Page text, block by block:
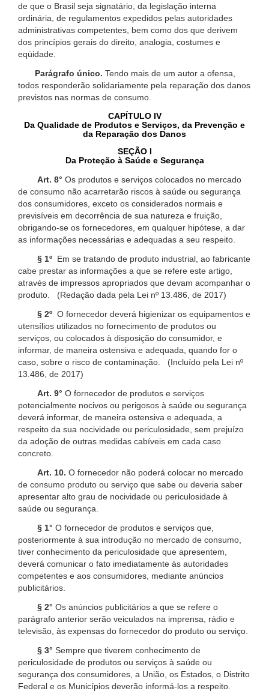
de que o Brasil seja signatário, da legislação interna
ordinária, de regulamentos expedidos pelas autoridades
administrativas competentes, bem como dos que derivem
dos princípios gerais do direito, analogia, costumes e
eqüidade.
Parágrafo único. Tendo mais de um autor a ofensa,
todos responderão solidariamente pela reparação dos danos
previstos nas normas de consumo.
CAPÍTULO IV
Da Qualidade de Produtos e Serviços, da Prevenção e
da Reparação dos Danos
SEÇÃO I
Da Proteção à Saúde e Segurança
Art. 8° Os produtos e serviços colocados no mercado
de consumo não acarretarão riscos à saúde ou segurança
dos consumidores, exceto os considerados normais e
previsíveis em decorrência de sua natureza e fruição,
obrigando-se os fornecedores, em qualquer hipótese, a dar
as informações necessárias e adequadas a seu respeito.
§ 1º Em se tratando de produto industrial, ao fabricante
cabe prestar as informações a que se refere este artigo,
através de impressos apropriados que devam acompanhar o
produto. (Redação dada pela Lei nº 13.486, de 2017)
§ 2º O fornecedor deverá higienizar os equipamentos e
utensílios utilizados no fornecimento de produtos ou
serviços, ou colocados à disposição do consumidor, e
informar, de maneira ostensiva e adequada, quando for o
caso, sobre o risco de contaminação. (Incluído pela Lei nº
13.486, de 2017)
Art. 9° O fornecedor de produtos e serviços
potencialmente nocivos ou perigosos à saúde ou segurança
deverá informar, de maneira ostensiva e adequada, a
respeito da sua nocividade ou periculosidade, sem prejuízo
da adoção de outras medidas cabíveis em cada caso
concreto.
Art. 10. O fornecedor não poderá colocar no mercado
de consumo produto ou serviço que sabe ou deveria saber
apresentar alto grau de nocividade ou periculosidade à
saúde ou segurança.
§ 1° O fornecedor de produtos e serviços que,
posteriormente à sua introdução no mercado de consumo,
tiver conhecimento da periculosidade que apresentem,
deverá comunicar o fato imediatamente às autoridades
competentes e aos consumidores, mediante anúncios
publicitários.
§ 2° Os anúncios publicitários a que se refere o
parágrafo anterior serão veiculados na imprensa, rádio e
televisão, às expensas do fornecedor do produto ou serviço.
§ 3° Sempre que tiverem conhecimento de
periculosidade de produtos ou serviços à saúde ou
segurança dos consumidores, a União, os Estados, o Distrito
Federal e os Municípios deverão informá-los a respeito.